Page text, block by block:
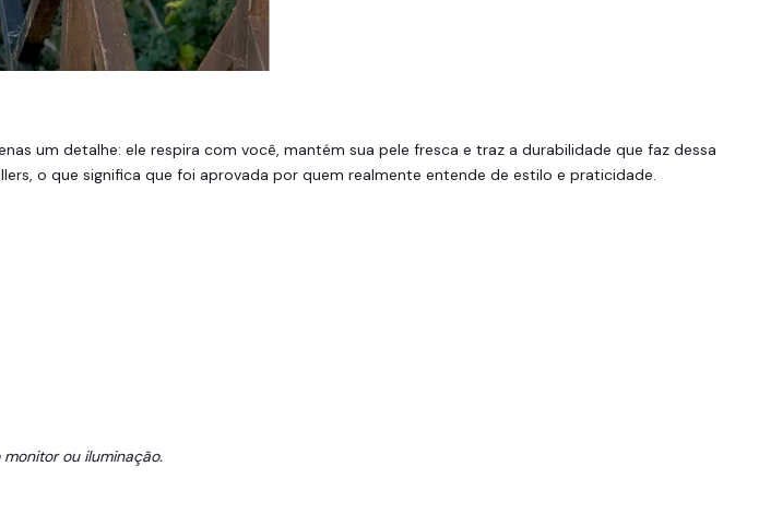
um detalhe: ele respira com você, mantém sua pele fresca e traz a durabilidade que faz dessa
o que significa que foi aprovada por quem realmente entende de estilo e praticidade.
ou iluminação.